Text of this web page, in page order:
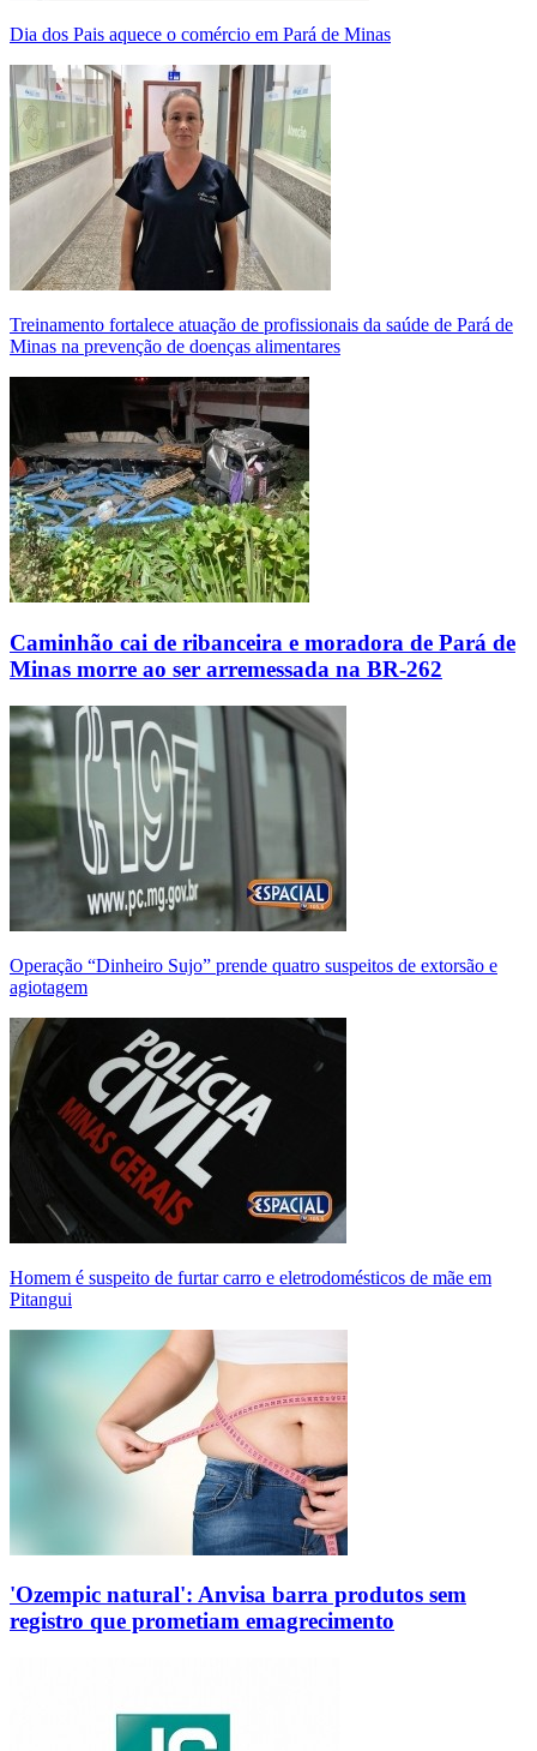
Dia dos Pais aquece o comércio em Pará de Minas
Treinamento fortalece atuação de profissionais da saúde de Pará de
Minas na prevenção de doenças alimentares
Caminhão cai de ribanceira e moradora de Pará de
Minas morre ao ser arremessada na BR-262
Operação “Dinheiro Sujo” prende quatro suspeitos de extorsão e
agiotagem
Homem é suspeito de furtar carro e eletrodomésticos de mãe em
Pitangui
'Ozempic natural': Anvisa barra produtos sem
registro que prometiam emagrecimento